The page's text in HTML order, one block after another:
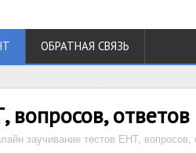
ОБРАТНАЯ СВЯЗЬ
вопросов, ответов
заучивание тестов ЕНТ, вопросов,